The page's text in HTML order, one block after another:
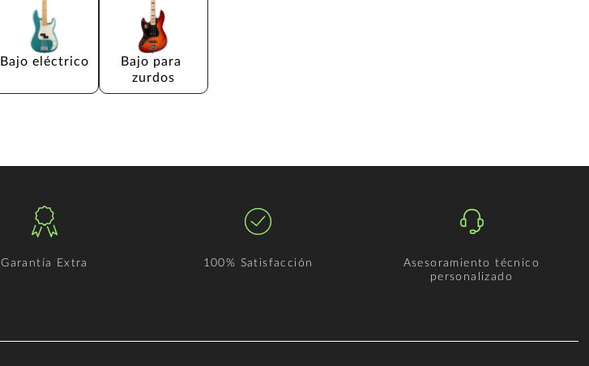
Bajo eléctrico
Bajo para
zurdos
Garantía Extra 100% Satisfacción
Asesoramiento técnico
personalizado